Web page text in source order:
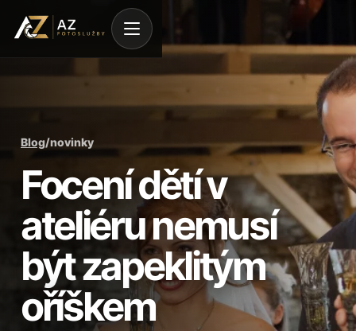
Blog/novinky
Focení dětí v
ateliéru nemusí
být zapeklitým
oříškem